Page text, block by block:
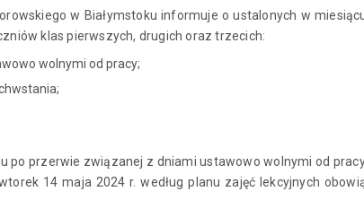
w Białymstoku informuje o ustalonych w
klas pierwszych, drugich oraz trzecich:
wolnymi od pracy;
po przerwie związanej z dniami ustawowo wolnymi od
14 maja 2024 r. według planu zajęć lekcyjnych